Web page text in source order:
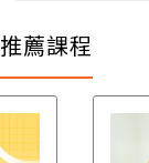
推薦課程